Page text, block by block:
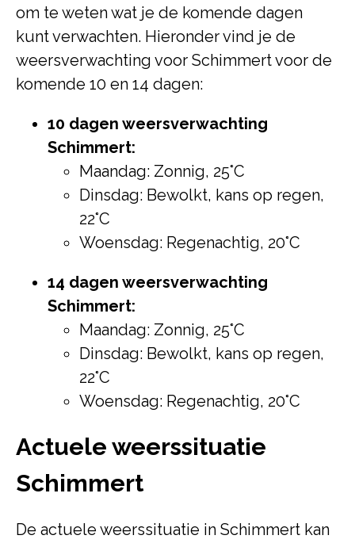
om te weten wat je de komende dagen
kunt verwachten. Hieronder vind je de
weersverwachting voor Schimmert voor de
komende 10 en 14 dagen:
10 dagen weersverwachting
Schimmert:
Maandag: Zonnig, 25°C
Dinsdag: Bewolkt, kans op regen,
22°C
Woensdag: Regenachtig, 20°C
14 dagen weersverwachting
Schimmert:
Maandag: Zonnig, 25°C
Dinsdag: Bewolkt, kans op regen,
22°C
Woensdag: Regenachtig, 20°C
Actuele weerssituatie
Schimmert
De actuele weerssituatie in Schimmert kan